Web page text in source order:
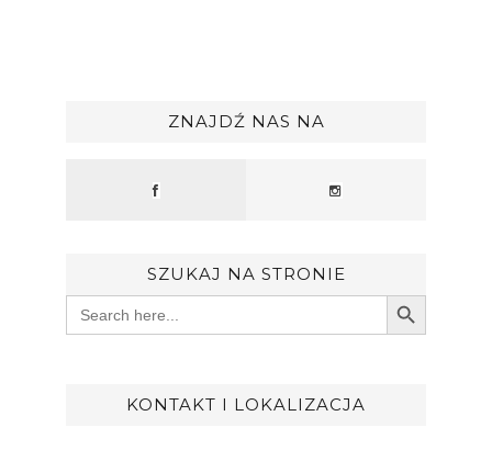
ZNAJDŹ NAS NA
SZUKAJ NA STRONIE
Search
for:
Search Button
KONTAKT I LOKALIZACJA